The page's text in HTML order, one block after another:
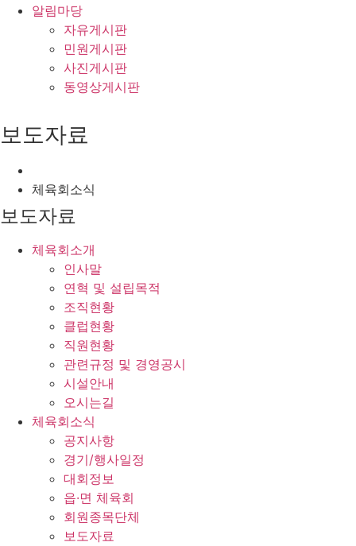
알림마당
자유게시판
민원게시판
사진게시판
동영상게시판
보도자료
체육회소식
보도자료
체육회소개
인사말
연혁 및 설립목적
조직현황
클럽현황
직원현황
관련규정 및 경영공시
시설안내
오시는길
체육회소식
공지사항
경기/행사일정
대회정보
읍·면 체육회
회원종목단체
보도자료